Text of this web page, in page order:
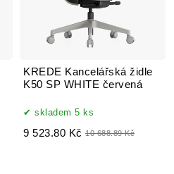
KREDE Kancelářská židle
K50 SP WHITE červená
skladem 5 ks
9 523.80 Kč 10 688.89 Kč